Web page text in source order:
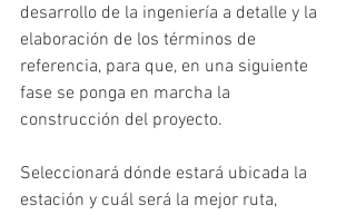
desarrollo de la ingeniería a detalle y la
elaboración de los términos de
referencia, para que, en una siguiente
fase se ponga en marcha la
construcción del proyecto.
Seleccionará dónde estará ubicada la
estación y cuál será la mejor ruta,